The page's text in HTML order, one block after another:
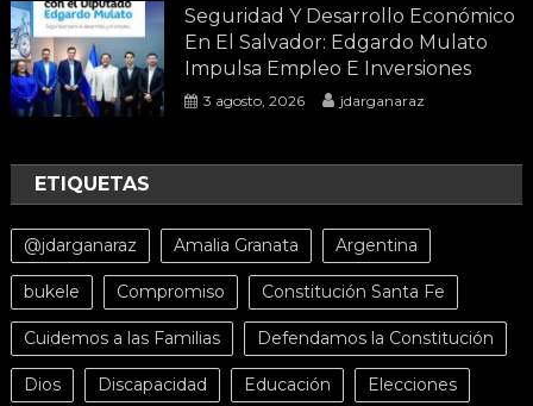
Seguridad Y Desarrollo Económico
En El Salvador: Edgardo Mulato
Impulsa Empleo E Inversiones
3 agosto, 2026 jdarganaraz
ETIQUETAS
@jdarganaraz Amalia Granata Argentina
bukele Compromiso Constitución Santa Fe
Cuidemos a las Familias Defendamos la Constitución
Dios Discapacidad Educación Elecciones